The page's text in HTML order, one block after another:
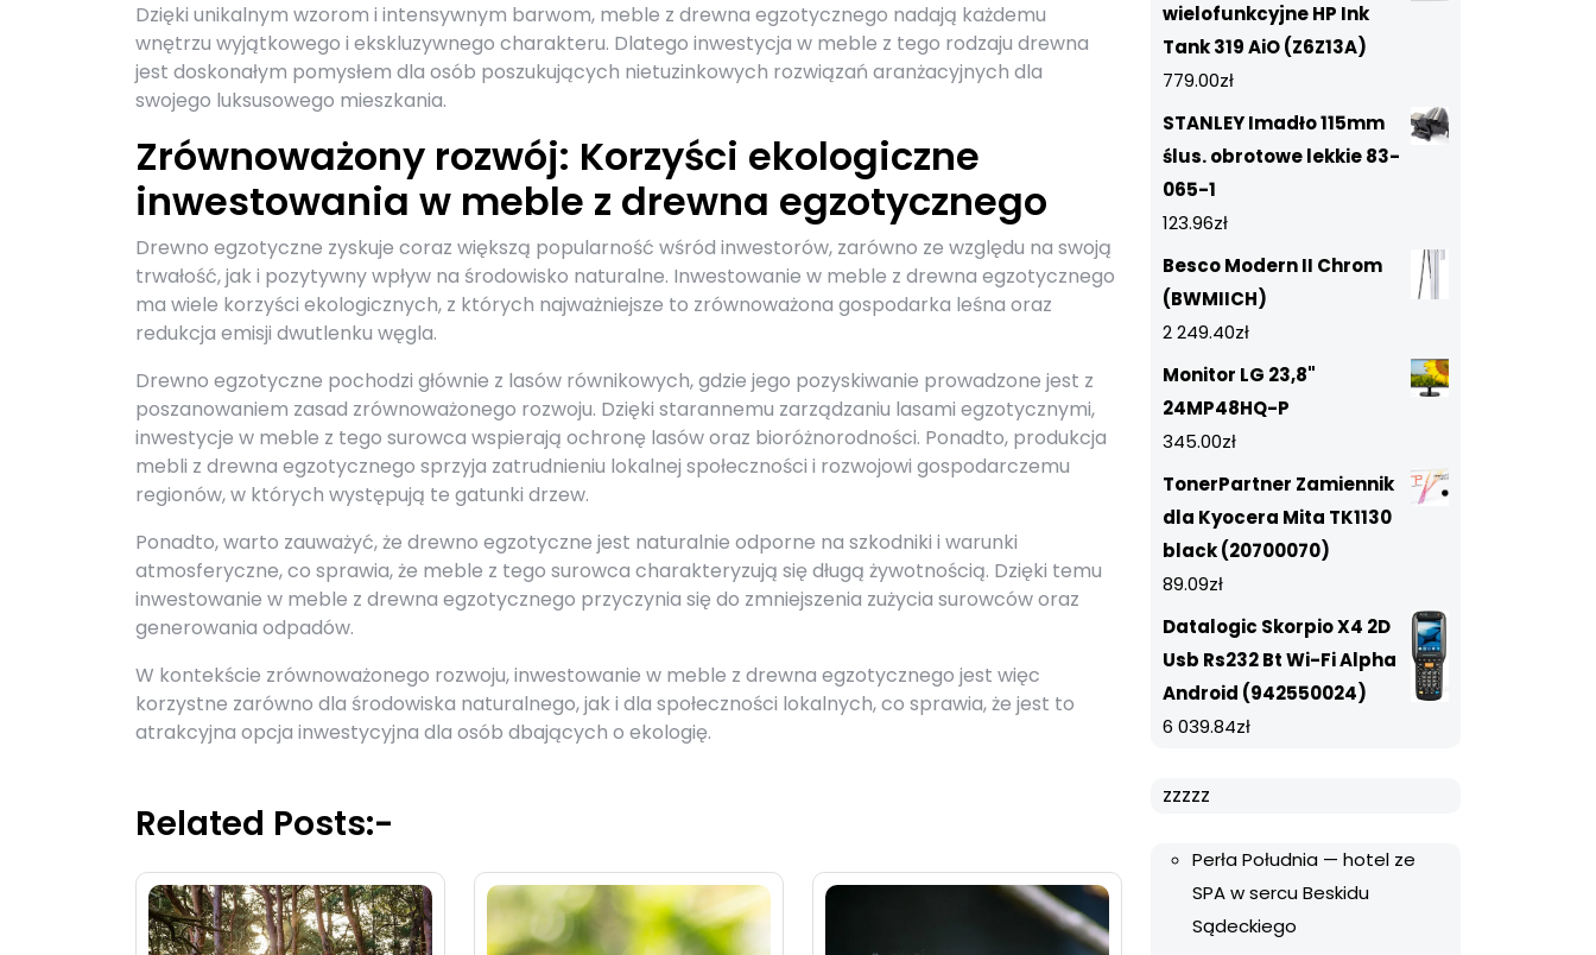
Dzięki unikalnym wzorom i intensywnym barwom, meble z drewna egzotycznego nadają każdemu
wnętrzu wyjątkowego i ekskluzywnego charakteru. Dlatego inwestycja w meble z tego rodzaju drewna
jest doskonałym pomysłem dla osób poszukujących nietuzinkowych rozwiązań aranżacyjnych dla
swojego luksusowego mieszkania.
Zrównoważony rozwój: Korzyści ekologiczne
inwestowania w meble z drewna egzotycznego
Drewno egzotyczne zyskuje coraz większą popularność wśród inwestorów, zarówno ze względu na swoją
trwałość, jak i pozytywny wpływ na środowisko naturalne. Inwestowanie w meble z drewna egzotycznego
ma wiele korzyści ekologicznych, z których najważniejsze to zrównoważona gospodarka leśna oraz
redukcja emisji dwutlenku węgla.
Drewno egzotyczne pochodzi głównie z lasów równikowych, gdzie jego pozyskiwanie prowadzone jest z
poszanowaniem zasad zrównoważonego rozwoju. Dzięki starannemu zarządzaniu lasami egzotycznymi,
inwestycje w meble z tego surowca wspierają ochronę lasów oraz bioróżnorodności. Ponadto, produkcja
mebli z drewna egzotycznego sprzyja zatrudnieniu lokalnej społeczności i rozwojowi gospodarczemu
regionów, w których występują te gatunki drzew.
Ponadto, warto zauważyć, że drewno egzotyczne jest naturalnie odporne na szkodniki i warunki
atmosferyczne, co sprawia, że meble z tego surowca charakteryzują się długą żywotnością. Dzięki temu
inwestowanie w meble z drewna egzotycznego przyczynia się do zmniejszenia zużycia surowców oraz
generowania odpadów.
W kontekście zrównoważonego rozwoju, inwestowanie w meble z drewna egzotycznego jest więc
korzystne zarówno dla środowiska naturalnego, jak i dla społeczności lokalnych, co sprawia, że jest to
atrakcyjna opcja inwestycyjna dla osób dbających o ekologię.
Related Posts:-
wielofunkcyjne HP Ink
Tank 319 AiO (Z6Z13A)
779.00zł
STANLEY Imadło 115mm
ślus. obrotowe lekkie 83-
065-1
123.96zł
Besco Modern II Chrom
(BWMIICH)
2 249.40zł
Monitor LG 23,8"
24MP48HQ-P
345.00zł
TonerPartner Zamiennik
dla Kyocera Mita TK1130
black (20700070)
89.09zł
Datalogic Skorpio X4 2D
Usb Rs232 Bt Wi-Fi Alpha
Android (942550024)
6 039.84zł
zzzzz
Perła Południa — hotel ze
SPA w sercu Beskidu
Sądeckiego